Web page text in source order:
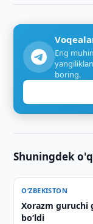
Eng
boring.
Shuningdek
O‘ZBEKISTON
Xorazm guruchi
bo‘ldi